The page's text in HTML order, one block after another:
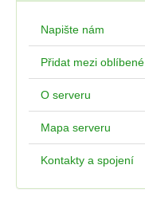
Napište nám
Přidat mezi oblíbené
O serveru
Mapa serveru
Kontakty a spojení